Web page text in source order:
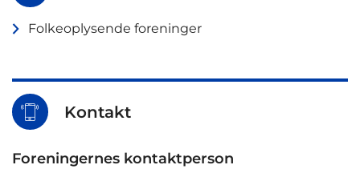
Folkeoplysende foreninger
Kontakt
Foreningernes kontaktperson